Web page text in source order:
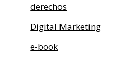
derechos
Digital Marketing
e-book